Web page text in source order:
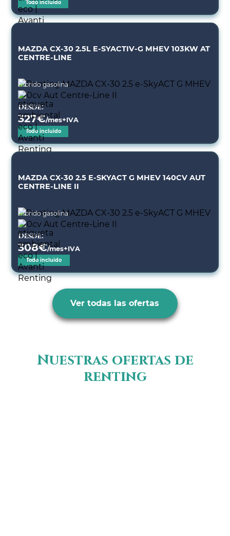
Todo incluido
MAZDA CX-30 2.5L E-SYACTIV-G MHEV 103KW AT
CENTRE-LINE
Híbrido gasolina
Desde:
327€/mes+IVA
Todo incluido
MAZDA CX-30 2.5 E-SKYACT G MHEV 140CV AUT
CENTRE-LINE II
Híbrido gasolina
Desde:
308€/mes+IVA
Todo incluido
Ver todas las ofertas
Nuestras ofertas de
renting